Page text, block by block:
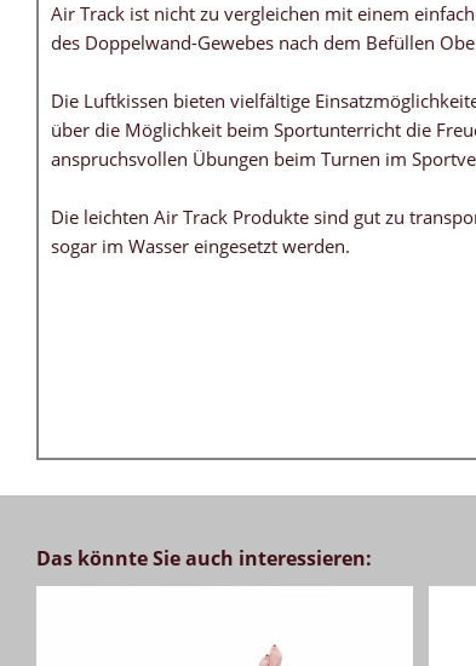
Air Track ist nicht zu vergleichen mit einem
des Doppelwand-Gewebes nach dem Befüllen
Die Luftkissen bieten vielfältige
über die Möglichkeit beim Sportunterricht die
anspruchsvollen Übungen beim Turnen im
Die leichten Air Track Produkte sind gut zu
sogar im Wasser eingesetzt werden.
Das könnte Sie auch interessieren: